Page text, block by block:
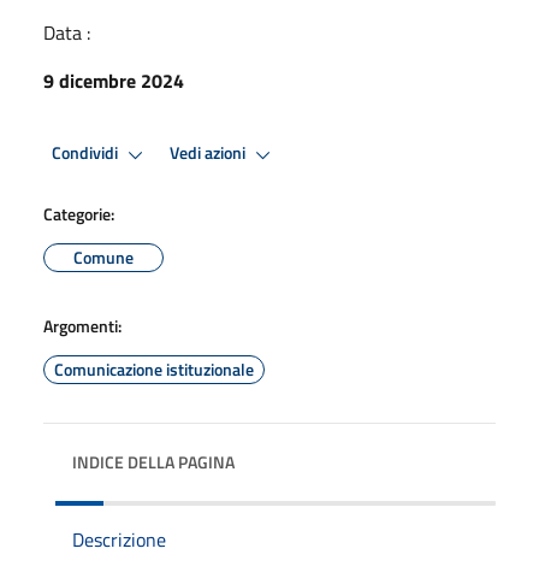
Data :
9 dicembre 2024
Condividi Vedi azioni
Categorie:
Comune
Argomenti:
Comunicazione istituzionale
INDICE DELLA PAGINA
Descrizione